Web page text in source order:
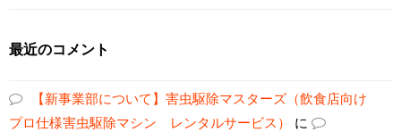
最近のコメント
【新事業部について】害虫駆除マスターズ（飲食店向け
プロ仕様害虫駆除マシン レンタルサービス）
に